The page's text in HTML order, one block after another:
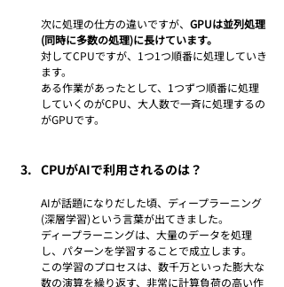
次に処理の仕方の違いですが、 GPUは並列処理
(同時に多数の処理)に長けています。
対してCPUですが、1つ1つ順番に処理していき
ます。
ある作業があったとして、1つずつ順番に処理
していくのがCPU、大人数で一斉に処理するの
がGPUです。
CPUがAIで利用されるのは？
AIが話題になりだした頃、ディープラーニング
(深層学習)という言葉が出てきました。
ディープラーニングは、大量のデータを処理
し、パターンを学習することで成立します。
この学習のプロセスは、数千万といった膨大な
数の演算を繰り返す、非常に計算負荷の高い作